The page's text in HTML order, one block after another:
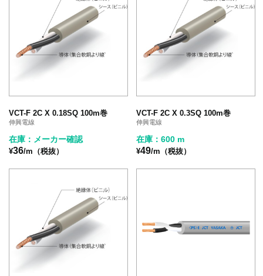
VCT-F 2C X 0.18SQ 100m巻
伸興電線
在庫：メーカー確認
¥36/m（税抜）
VCT-F 2C X 0.3SQ 100m巻
伸興電線
在庫：600 m
¥49/m（税抜）